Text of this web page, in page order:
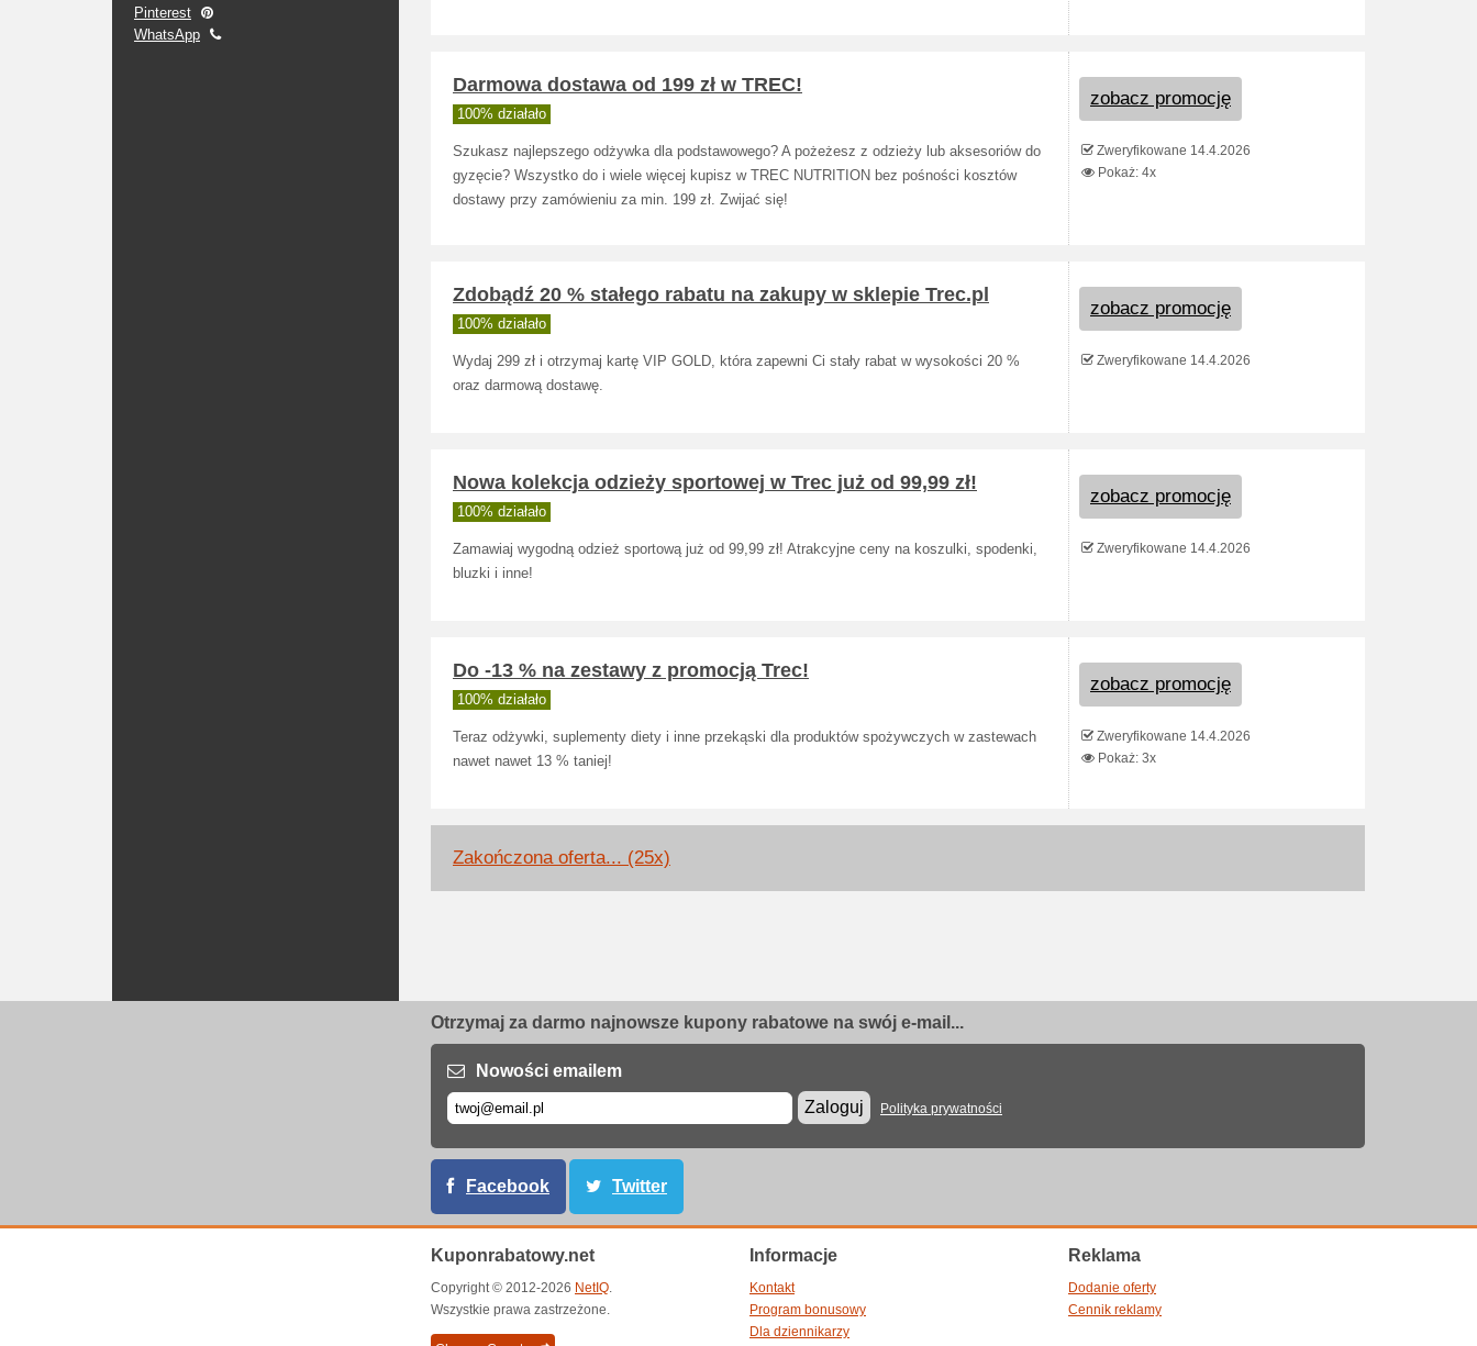
Pinterest
WhatsApp
Darmowa dostawa od 199 zł w TREC!
100% działało
Szukasz najlepszego odżywka dla podstawowego? A pożeżesz z odzieży lub aksesoriów do
gyzęcie? Wszystko do i wiele więcej kupisz w TREC NUTRITION bez pośności kosztów
dostawy przy zamówieniu za min. 199 zł. Zwijać się!
zobacz promocję
Zweryfikowane 14.4.2026
Pokaż: 4x
Zdobądź 20 % stałego rabatu na zakupy w sklepie Trec.pl
100% działało
Wydaj 299 zł i otrzymaj kartę VIP GOLD, która zapewni Ci stały rabat w wysokości 20 %
oraz darmową dostawę.
zobacz promocję
Zweryfikowane 14.4.2026
Nowa kolekcja odzieży sportowej w Trec już od 99,99 zł!
100% działało
Zamawiaj wygodną odzież sportową już od 99,99 zł! Atrakcyjne ceny na koszulki, spodenki,
bluzki i inne!
zobacz promocję
Zweryfikowane 14.4.2026
Do -13 % na zestawy z promocją Trec!
100% działało
Teraz odżywki, suplementy diety i inne przekąski dla produktów spożywczych w zastewach
nawet nawet 13 % taniej!
zobacz promocję
Zweryfikowane 14.4.2026
Pokaż: 3x
Zakończona oferta... (25x)
Otrzymaj za darmo najnowsze kupony rabatowe na swój e-mail...
Nowości emailem
Zaloguj
Polityka prywatności
Facebook Twitter
Kuponrabatowy.net
Copyright © 2012-2026 NetIQ.
Wszystkie prawa zastrzeżone.
Informacje
Kontakt
Program bonusowy
Dla dziennikarzy
Reklama
Dodanie oferty
Cennik reklamy